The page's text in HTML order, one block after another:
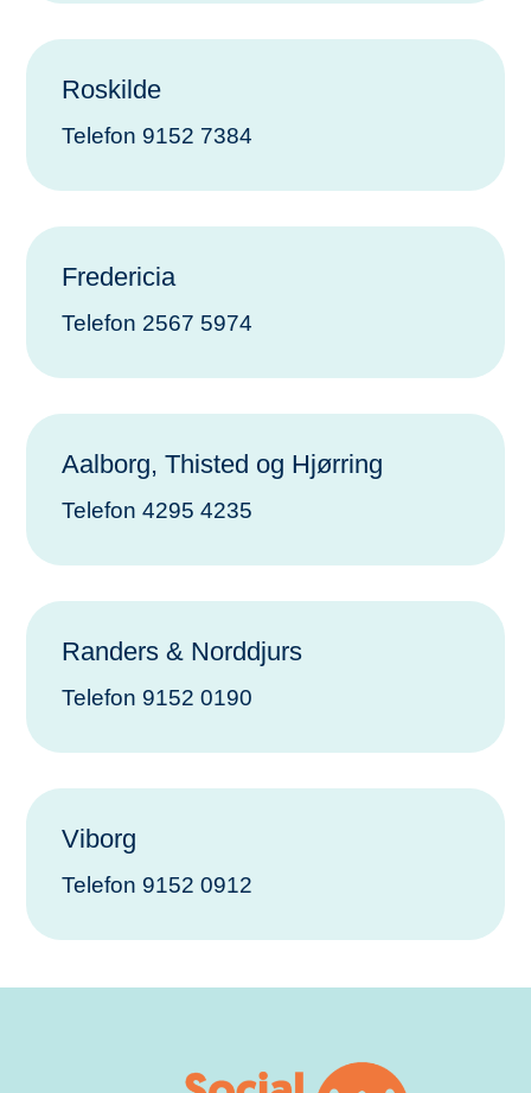
Roskilde
Telefon 9152 7384
Fredericia
Telefon 2567 5974
Aalborg, Thisted og Hjørring
Telefon 4295 4235
Randers & Norddjurs
Telefon 9152 0190
Viborg
Telefon 9152 0912